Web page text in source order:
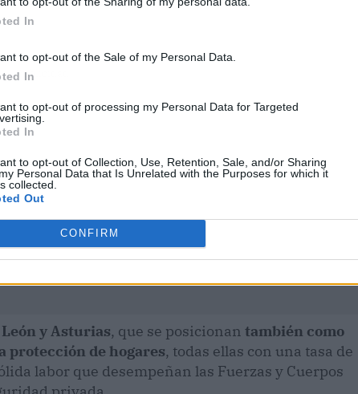
In
to opt-out of the Sale of my Personal Data.
In
to opt-out of processing my Personal Data for Targeted
In
to opt-out of Collection, Use, Retention, Sale, and/or Sharing
Personal Data that Is Unrelated with the Purposes for which it
collected.
Out
CONFIRM
Publicidad
y Asturias, que se posicionan también como
protección de hogares, todas ellas con una tasa de
labor que desempeñan las Fuerzas y Cuerpos